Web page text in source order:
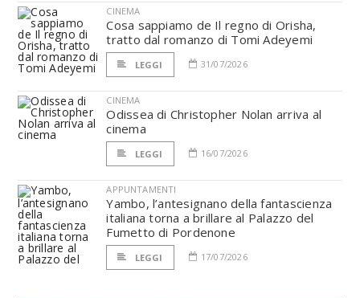
CINEMA
Cosa sappiamo de Il regno di Orisha,
tratto dal romanzo di Tomi Adeyemi
LEGGI 31/07/2026
CINEMA
Odissea di Christopher Nolan arriva al
cinema
LEGGI 16/07/2026
APPUNTAMENTI
Yambo, l’antesignano della fantascienza
italiana torna a brillare al Palazzo del
Fumetto di Pordenone
LEGGI 17/07/2026